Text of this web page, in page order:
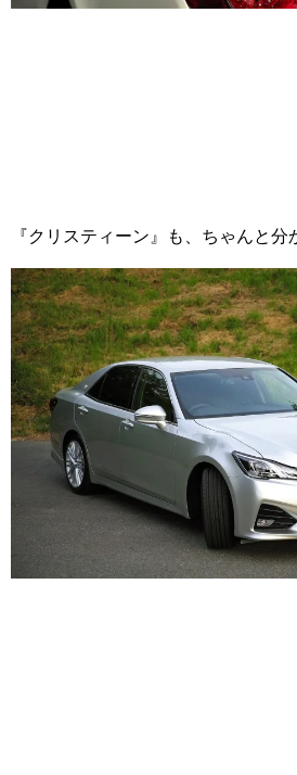
『クリスティーン』も、ちゃんと分